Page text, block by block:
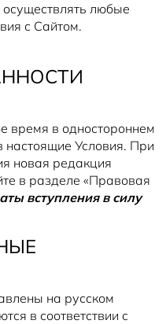
любые
с Сайтом.
время в одностороннем
настоящие Условия. При
новая редакция
в разделе «Правовая
вступления в силу
на русском
в соответствии с